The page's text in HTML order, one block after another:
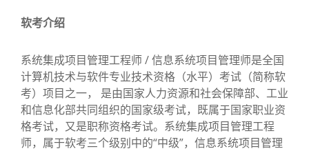
软考介绍
系统集成项目管理工程师 / 信息系统项目管理师是全国
计算机技术与软件专业技术资格（水平）考试（简称软
考）项目之一， 是由国家人力资源和社会保障部、工业
和信息化部共同组织的国家级考试，既属于国家职业资
格考试，又是职称资格考试。系统集成项目管理工程
师，属于软考三个级别中的“中级”，信息系统项目管理